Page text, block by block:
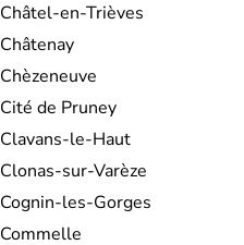
Châtel-en-Trièves
Châtenay
Chèzeneuve
Cité de Pruney
Clavans-le-Haut
Clonas-sur-Varèze
Cognin-les-Gorges
Commelle